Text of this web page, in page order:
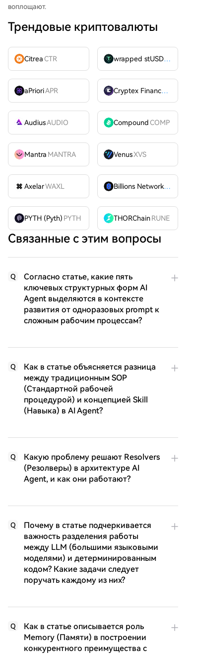
воплощают.
Трендовые криптовалюты
CitreaCTR wrapped stUSDTWSTUSDT
aPrioriAPR Cryptex FinanceCTX
AudiusAUDIO CompoundCOMP
Mantra MANTRA VenusXVS
AxelarWAXL Billions Network
BILL
PYTH (Pyth) PYTH THORChain RUNE
Связанные с этим вопросы
Q
Согласно статье, какие пять
ключевых структурных форм AI
Agent выделяются в контексте
развития от одноразовых prompt к
сложным рабочим процессам?
Q
Как в статье объясняется разница
между традиционным SOP
(Стандартной рабочей
процедурой) и концепцией Skill
(Навыка) в AI Agent?
Q
Какую проблему решают Resolvers
(Резолверы) в архитектуре AI
Agent, и как они работают?
Q
Почему в статье подчеркивается
важность разделения работы
между LLM (большими языковыми
моделями) и детерминированным
кодом? Какие задачи следует
поручать каждому из них?
Q
Как в статье описывается роль
Memory (Памяти) в построении
конкурентного преимущества с